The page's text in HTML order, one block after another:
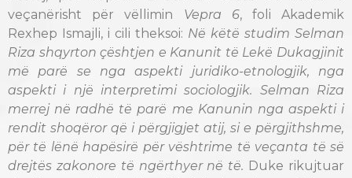
veçanërisht për vëllimin Vepra 6, foli Akademik
Rexhep Ismajli, i cili theksoi: Në këtë studim Selman
Riza shqyrton çështjen e Kanunit të Lekë Dukagjinit
më parë se nga aspekti juridiko-etnologjik, nga
aspekti i një interpretimi sociologjik. Selman Riza
merrej në radhë të parë me Kanunin nga aspekti i
rendit shoqëror që i përgjigjet atij, si e përgjithshme,
për të lënë hapësirë për vështrime të veçanta të së
drejtës zakonore të ngërthyer në të. Duke rikujtuar